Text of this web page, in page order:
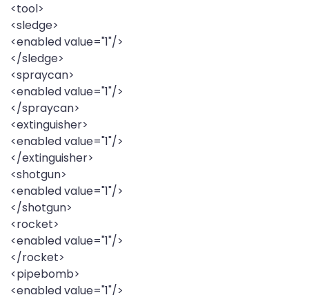
<tool>
<sledge>
<enabled value="1"/>
</sledge>
<spraycan>
<enabled value="1"/>
</spraycan>
<extinguisher>
<enabled value="1"/>
</extinguisher>
<shotgun>
<enabled value="1"/>
</shotgun>
<rocket>
<enabled value="1"/>
</rocket>
<pipebomb>
<enabled value="1"/>